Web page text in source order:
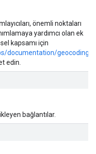
önemli noktaları
yardımcı olan ek
kapsamı için
documentation/geocoding/
edin.
bağlantılar.